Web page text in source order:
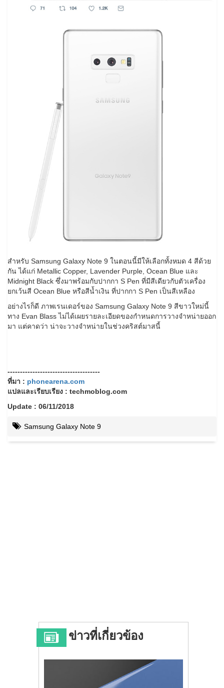
สำหรับ Samsung Galaxy Note 9 ในตอนนี้มีให้เลือกทั้งหมด 4 สีด้วย
กัน ได้แก่ Metallic Copper, Lavender Purple, Ocean Blue และ
Midnight Black ซึ่งมาพร้อมกับปากกา S Pen ที่มีสีเดียวกับตัวเครื่อง
ยกเว้นสี Ocean Blue หรือสีน้ำเงิน ที่ปากกา S Pen เป็นสีเหลือง
อย่างไรก็ดี ภาพเรนเดอร์ของ Samsung Galaxy Note 9 สีขาวใหม่นี้
ทาง Evan Blass ไม่ได้เผยรายละเอียดของกำหนดการวางจำหน่ายออก
มา แต่คาดว่า น่าจะวางจำหน่ายในช่วงคริสต์มาสนี้
-------------------------------------
ที่มา : phonearena.com
แปลและเรียบเรียง : techmoblog.com
Update : 06/11/2018
Samsung Galaxy Note 9
ข่าวที่เกี่ยวข้อง